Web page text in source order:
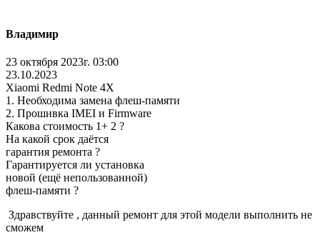
Владимир
23 октября 2023г. 03:00
23.10.2023
Xiaomi Redmi Note 4X
1. Необходима замена флеш-памяти
2. Прошивка IMEI и Firmware
Какова стоимость 1+ 2 ?
На какой срок даётся
гарантия ремонта ?
Гарантируется ли установка
новой (ещё непользованной)
флеш-памяти ?
Здравствуйте , данный ремонт для этой модели выполнить не
сможем